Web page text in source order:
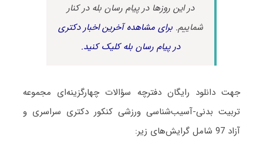
در این روزها در پیام رسان بله در کنار
شماییم.برای مشاهده آخرین اخبار دکتری
در پیام رسان بله کلیک کنید.
جهت دانلود رایگان دفترچه سؤالات چهارگزینه‌ای مجموعه
تربیت بدنی-آسیب‌شناسی ورزشی کنکور دکتری سراسری و
آزاد 97 شامل گرایش‌های زیر: